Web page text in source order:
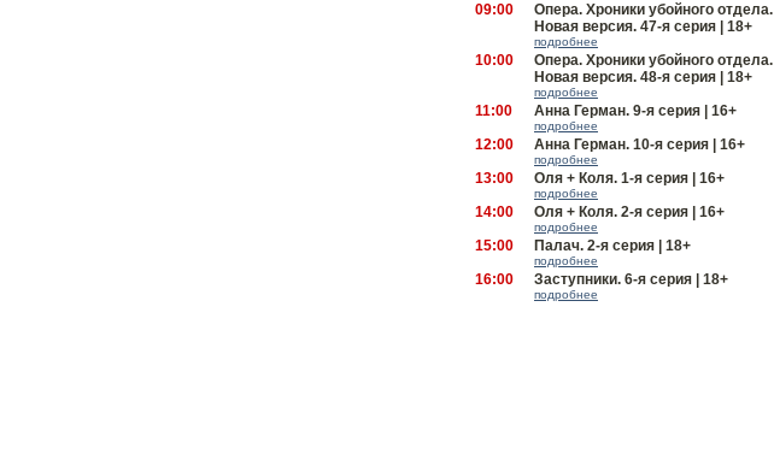
09:00
Опера. Хроники убойного отдела.
Новая версия. 47-я серия | 18+
подробнее
10:00
Опера. Хроники убойного отдела.
Новая версия. 48-я серия | 18+
подробнее
11:00 Анна Герман. 9-я серия | 16+
подробнее
12:00 Анна Герман. 10-я серия | 16+
подробнее
13:00 Оля + Коля. 1-я серия | 16+
подробнее
14:00 Оля + Коля. 2-я серия | 16+
подробнее
15:00 Палач. 2-я серия | 18+
подробнее
16:00 Заступники. 6-я серия | 18+
подробнее